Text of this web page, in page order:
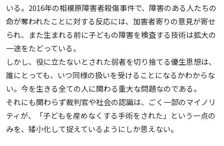
いる。2016年の相模原障害者殺傷事件で、障害のある人たちの
命が奪われたことに対する反応には、加害者寄りの意見が寄せ
られ、また生まれる前に子どもの障害を検査する技術は拡大の
一途をたどっている。
しかし、役に立たないとされた弱者を切り捨てる優生思想は、
誰にとっても、いつ同様の扱いを受けることになるかわからな
い。今を生きる全ての人に関わる重大な問題なのである。
それにも関わらず裁判官や社会の認識は、ごく一部のマイノリ
ティが、「子どもを産めなくする手術をされた」という一点の
みを、矮小化して捉えているようにしか思えない。